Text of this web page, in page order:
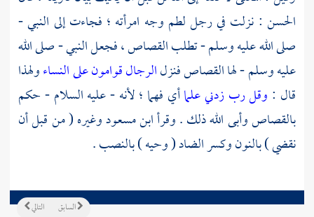
الحسن : نزلت في رجل لطم وجه امرأته ؛ فجاءت إلى النبي -
صلى الله عليه وسلم - تطلب القصاص ، فجعل النبي - صلى الله
عليه وسلم - لها القصاص فنزلالرجال قوامون على النساءولهذا
قال : وقل رب زدني علماأي فهما ؛ لأنه - عليه السلام - حكم
بالقصاص وأبى الله ذلك . وقرأابن مسعودوغيره ( من قبل أن
نقضي ) بالنون وكسر الضاد ( وحيه ) بالنصب .
التالي السابق